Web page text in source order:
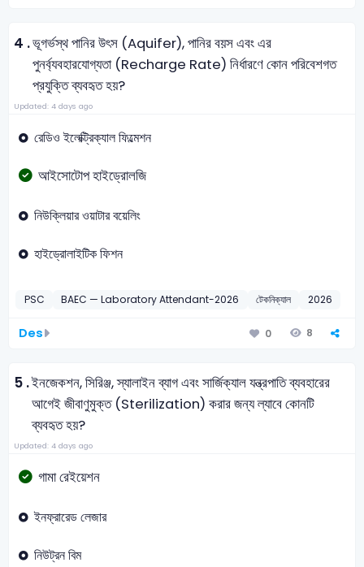
4 .ভূগর্ভস্থ পানির উৎস (Aquifer), পানির বয়স এবং এর
পুনর্ব্যবহারযোগ্যতা (Recharge Rate) নির্ধারণে কোন পরিবেশগত
প্রযুক্তি ব্যবহৃত হয়?
Updated: 4 days ago
রেডিও ইলেক্ট্রিক্যাল ফিল্মেশন
আইসোটোপ হাইড্রোলজি
নিউক্লিয়ার ওয়াটার বয়েলিং
হাইড্রোলাইটিক ফিশন
PSC BAEC — Laboratory Attendant-2026 টেকনিক্যাল 2026
Des 0 8
5 .ইনজেকশন, সিরিঞ্জ, স্যালাইন ব্যাগ এবং সার্জিক্যাল যন্ত্রপাতি ব্যবহারের
আগেই জীবাণুমুক্ত (Sterilization) করার জন্য ল্যাবে কোনটি
ব্যবহৃত হয়?
Updated: 4 days ago
গামা রেইয়েশন
ইনফ্রারেড লেজার
নিউট্রন বিম